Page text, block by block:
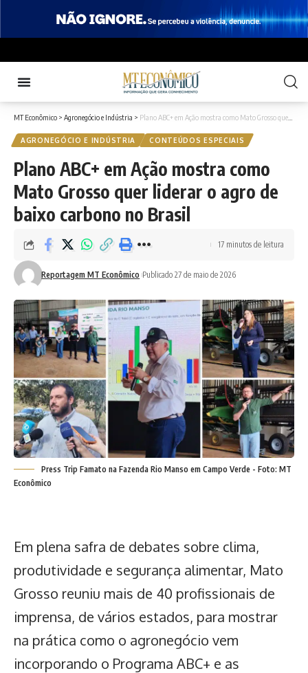
MT Econômico > Agronegócio e Indústria > Plano ABC+ em Ação mostra como Mato Grosso quer liderar o agro de baixo carbono no Brasil
AGRONEGÓCIO E INDÚSTRIA CONTEÚDOS ESPECIAIS
Plano ABC+ em Ação mostra como
Mato Grosso quer liderar o agro de
baixo carbono no Brasil
Reportagem MT Econômico Publicado 27 de maio de 2026
17 minutos de leitura
Press Trip Famato na Fazenda Rio Manso em Campo Verde - Foto: MT
Econômico
Em plena safra de debates sobre clima,
produtividade e segurança alimentar, Mato
Grosso reuniu mais de 40 profissionais de
imprensa, de vários estados, para mostrar
na prática como o agronegócio vem
incorporando o Programa ABC+ e as